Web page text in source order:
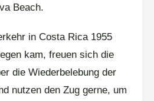
Beach.
in Costa Rica 1955
kam, freuen sich die
die Wiederbelebung der
nutzen den Zug gerne, um